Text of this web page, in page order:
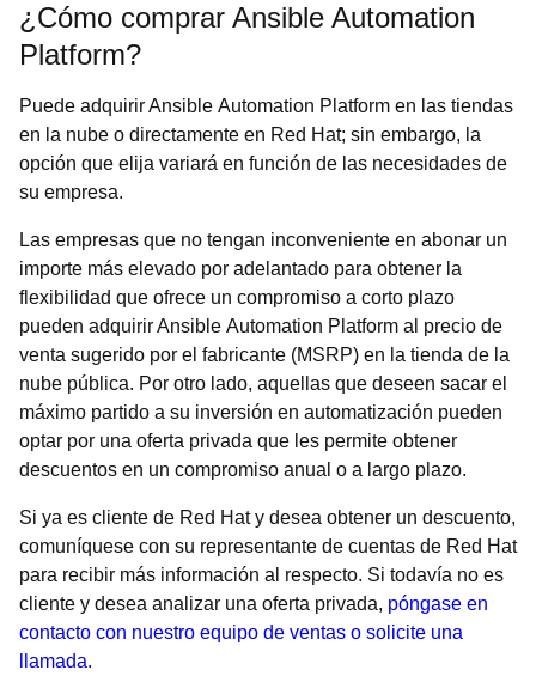
¿Cómo comprar Ansible Automation
Platform?
Puede adquirir Ansible Automation Platform en las tiendas
en la nube o directamente en Red Hat; sin embargo, la
opción que elija variará en función de las necesidades de
su empresa.
Las empresas que no tengan inconveniente en abonar un
importe más elevado por adelantado para obtener la
flexibilidad que ofrece un compromiso a corto plazo
pueden adquirir Ansible Automation Platform al precio de
venta sugerido por el fabricante (MSRP) en la tienda de la
nube pública. Por otro lado, aquellas que deseen sacar el
máximo partido a su inversión en automatización pueden
optar por una oferta privada que les permite obtener
descuentos en un compromiso anual o a largo plazo.
Si ya es cliente de Red Hat y desea obtener un descuento,
comuníquese con su representante de cuentas de Red Hat
para recibir más información al respecto. Si todavía no es
cliente y desea analizar una oferta privada, póngase en
contacto con nuestro equipo de ventas o solicite una
llamada.